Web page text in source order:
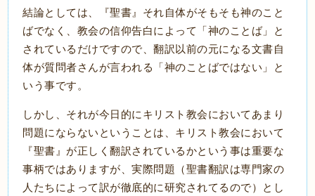
結論としては、『聖書』それ自体がそもそも神のこと
ばでなく、教会の信仰告白によって「神のことば」と
されているだけですので、翻訳以前の元になる文書自
体が質問者さんが言われる「神のことばではない」と
いう事です。
しかし、それが今日的にキリスト教会においてあまり
問題にならないということは、キリスト教会において
『聖書』が正しく翻訳されているかという事は重要な
事柄ではありますが、実際問題（聖書翻訳は専門家の
人たちによって訳が徹底的に研究されてるので）とし